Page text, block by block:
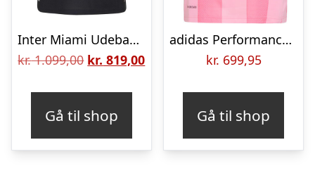
Inter Miami Udebanetrøje 2026 Authentic
kr.1.099,00 Den
var:
kr. 1.099,00.
kr. 819,00Den
kr. 819,00.
Gå til shop
adidas Performance Fodboldtrøje – Inter Miami CF 25/26 Messi – E
kr. 699,95
Gå til shop